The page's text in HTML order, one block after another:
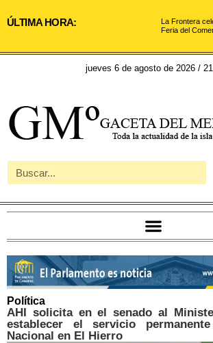
ÚLTIMA HORA:
La Frontera
Feria del
jueves 6 de agosto de 2026 /
Política
AHI solicita en el senado al
establecer el servicio
Nacional en El Hierro